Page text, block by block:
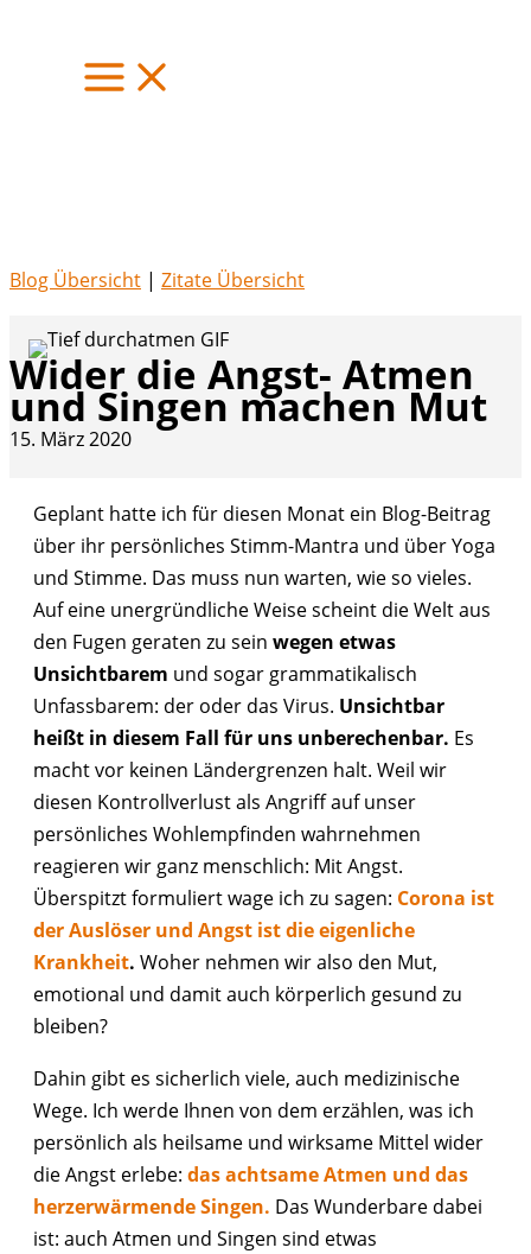
springen
Blog Übersicht | Zitate Übersicht
Wider die Angst- Atmen
und Singen machen Mut
15. März 2020
Geplant hatte ich für diesen Monat ein Blog-Beitrag
über ihr persönliches Stimm-Mantra und über Yoga
und Stimme. Das muss nun warten, wie so vieles.
Auf eine unergründliche Weise scheint die Welt aus
den Fugen geraten zu sein wegen etwas
Unsichtbarem und sogar grammatikalisch
Unfassbarem: der oder das Virus. Unsichtbar
heißt in diesem Fall für uns unberechenbar. Es
macht vor keinen Ländergrenzen halt. Weil wir
diesen Kontrollverlust als Angriff auf unser
persönliches Wohlempfinden wahrnehmen
reagieren wir ganz menschlich: Mit Angst.
Überspitzt formuliert wage ich zu sagen: Corona ist
der Auslöser und Angst ist die eigenliche
Krankheit. Woher nehmen wir also den Mut,
emotional und damit auch körperlich gesund zu
bleiben?
Dahin gibt es sicherlich viele, auch medizinische
Wege. Ich werde Ihnen von dem erzählen, was ich
persönlich als heilsame und wirksame Mittel wider
die Angst erlebe: das achtsame Atmen und das
herzerwärmende Singen. Das Wunderbare dabei
ist: auch Atmen und Singen sind etwas